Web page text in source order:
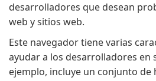
desarrolladores que desean
web y sitios web.
Este navegador tiene varias
ayudar a los desarrolladores en
ejemplo, incluye un conjunto de